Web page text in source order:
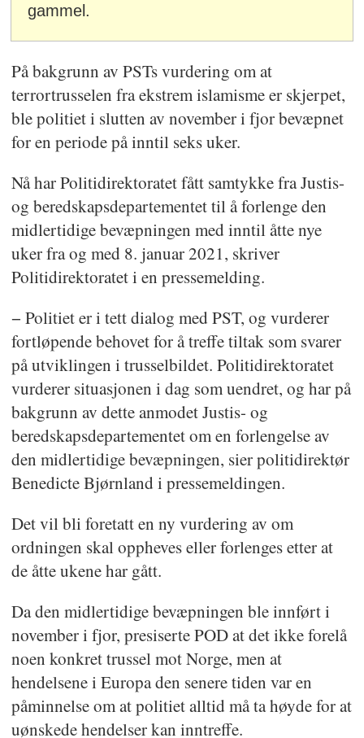
gammel.
På bakgrunn av PSTs vurdering om at
terrortrusselen fra ekstrem islamisme er skjerpet,
ble politiet i slutten av november i fjor bevæpnet
for en periode på inntil seks uker.
Nå har Politidirektoratet fått samtykke fra Justis-
og beredskapsdepartementet til å forlenge den
midlertidige bevæpningen med inntil åtte nye
uker fra og med 8. januar 2021, skriver
Politidirektoratet i en pressemelding.
− Politiet er i tett dialog med PST, og vurderer
fortløpende behovet for å treffe tiltak som svarer
på utviklingen i trusselbildet. Politidirektoratet
vurderer situasjonen i dag som uendret, og har på
bakgrunn av dette anmodet Justis- og
beredskapsdepartementet om en forlengelse av
den midlertidige bevæpningen, sier politidirektør
Benedicte Bjørnland i pressemeldingen.
Det vil bli foretatt en ny vurdering av om
ordningen skal oppheves eller forlenges etter at
de åtte ukene har gått.
Da den midlertidige bevæpningen ble innført i
november i fjor, presiserte POD at det ikke forelå
noen konkret trussel mot Norge, men at
hendelsene i Europa den senere tiden var en
påminnelse om at politiet alltid må ta høyde for at
uønskede hendelser kan inntreffe.